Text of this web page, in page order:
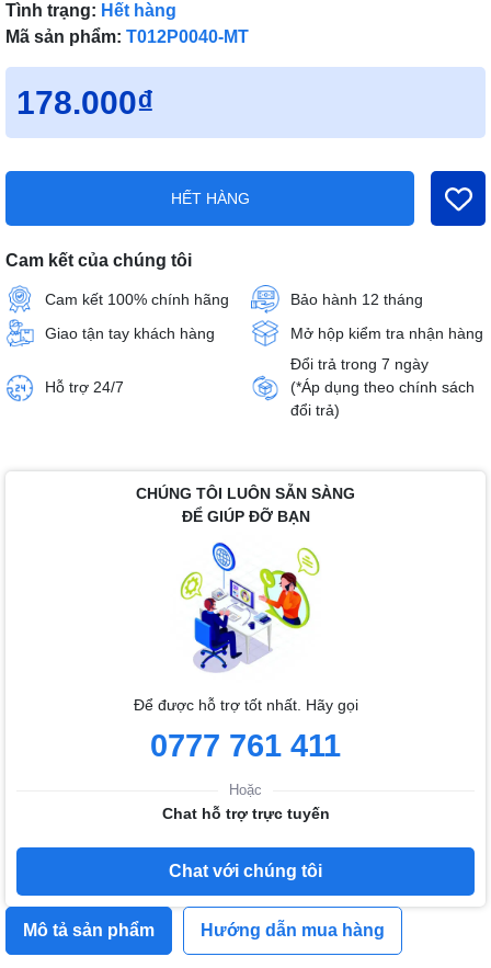
Tình trạng: Hết hàng
Mã sản phẩm: T012P0040-MT
178.000₫
HẾT HÀNG
Cam kết của chúng tôi
Cam kết 100% chính hãng
Bảo hành 12 tháng
Giao tận tay khách hàng
Mở hộp kiểm tra nhận hàng
Hỗ trợ 24/7
Đổi trả trong 7 ngày
(*Áp dụng theo chính sách
đổi trả)
CHÚNG TÔI LUÔN SẴN SÀNG
ĐỂ GIÚP ĐỠ BẠN
Để được hỗ trợ tốt nhất. Hãy gọi
0777 761 411
Hoặc
Chat hỗ trợ trực tuyến
Chat với chúng tôi
Mô tả sản phẩm Hướng dẫn mua hàng